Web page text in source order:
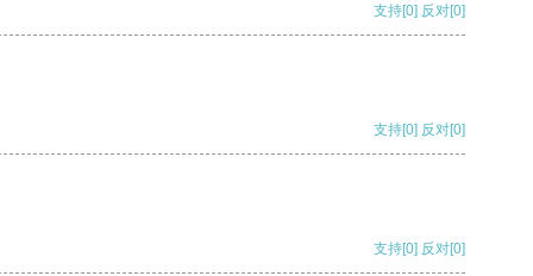
支持[0] 反对[0]
支持[0] 反对[0]
支持[0] 反对[0]